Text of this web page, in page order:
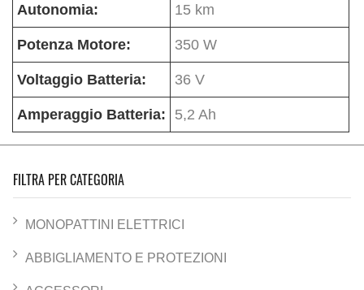
FILTRA PER CATEGORIA
MONOPATTINI ELETTRICI
ABBIGLIAMENTO E PROTEZIONI
Autonomia: 15 km
Potenza Motore: 350 W
Voltaggio Batteria: 36 V
Amperaggio Batteria: 5,2 Ah